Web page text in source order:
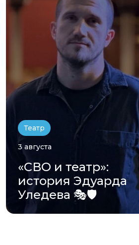
Театр
3 августа
«СВО и театр»:
история Эдуарда
Уледева 🎭🛡️